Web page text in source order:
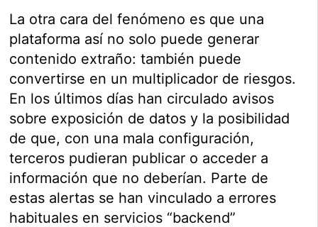
La otra cara del fenómeno es que una
plataforma así no solo puede generar
contenido extraño: también puede
convertirse en un multiplicador de riesgos.
En los últimos días han circulado avisos
sobre exposición de datos y la posibilidad
de que, con una mala configuración,
terceros pudieran publicar o acceder a
información que no deberían. Parte de
estas alertas se han vinculado a errores
habituales en servicios “backend”